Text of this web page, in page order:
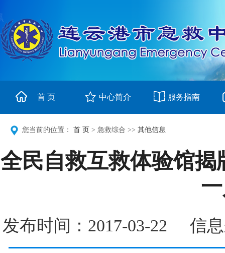
首 页 中心简介 服务指南
您当前的位置： 首 页 > 急救综合 >> 其他信息
全民自救互救体验馆揭
发布时间：2017-03-22